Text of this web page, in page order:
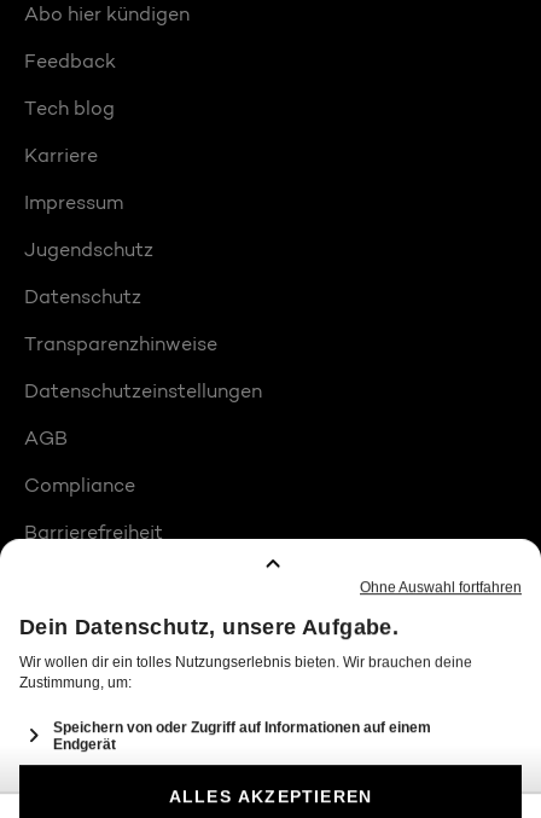
Abo hier kündigen
Feedback
Tech blog
Karriere
Impressum
Jugendschutz
Datenschutz
Transparenzhinweise
Datenschutzeinstellungen
AGB
Compliance
Barrierefreiheit